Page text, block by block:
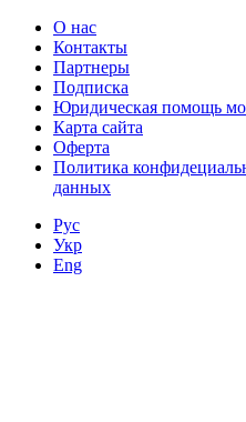
О нас
Контакты
Партнеры
Подписка
Юридическая помощь
Карта сайта
Оферта
Политика
данных
Рус
Укр
Eng